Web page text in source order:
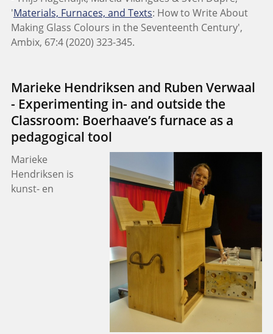
'Materials, Furnaces, and Texts: How to Write About
Making Glass Colours in the Seventeenth Century',
Ambix, 67:4 (2020) 323-345.
Marieke Hendriksen and Ruben Verwaal
- Experimenting in- and outside the
Classroom: Boerhaave’s furnace as a
pedagogical tool
Marieke
Hendriksen is
kunst- en